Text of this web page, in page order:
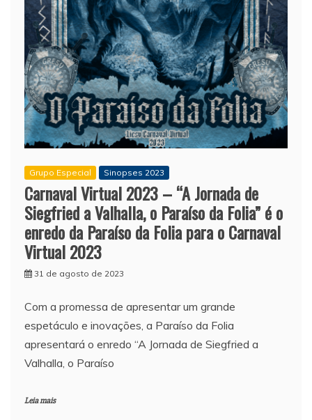
Grupo Especial Sinopses 2023
Carnaval Virtual 2023 – “A Jornada de
Siegfried a Valhalla, o Paraíso da Folia” é o
enredo da Paraíso da Folia para o Carnaval
Virtual 2023
31 de agosto de 2023
Com a promessa de apresentar um grande
espetáculo e inovações, a Paraíso da Folia
apresentará o enredo “A Jornada de Siegfried a
Valhalla, o Paraíso
Leia mais